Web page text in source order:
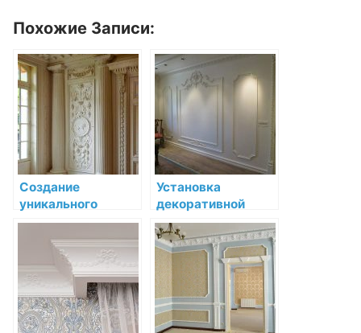
Похожие Записи:
Создание
уникального
интерьера с
помощью
декоративной
лепнины
Установка
декоративной
лепнины в
спальне:
подробный
мастер-класс